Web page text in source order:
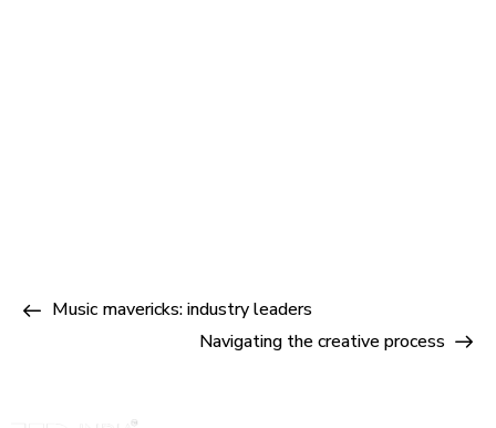
Music mavericks: industry leaders
Navigating the creative process